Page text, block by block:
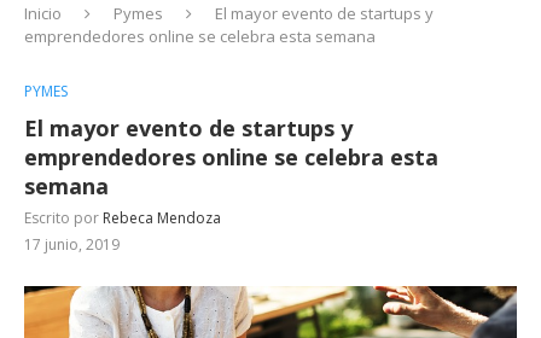
Inicio Pymes
El mayor evento de startups y
emprendedores online se celebra esta semana
PYMES
El mayor evento de startups y
emprendedores online se celebra esta
semana
Escrito por Rebeca Mendoza
17 junio, 2019